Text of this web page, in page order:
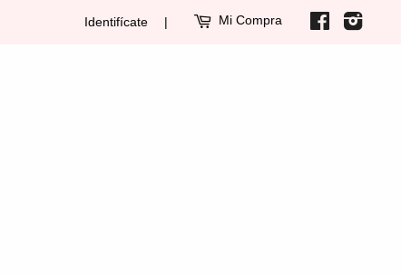
Identifícate | Mi Compra Facebook